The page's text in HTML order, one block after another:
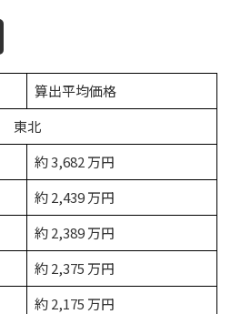
算出平均価格
東北
約 3,682 万円
約 2,439 万円
約 2,389 万円
約 2,375 万円
約 2,175 万円